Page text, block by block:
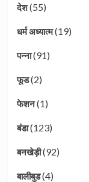
देश(55)
धर्म अध्यात्म(19)
पन्ना(91)
फूड(2)
फेशन(1)
बंडा(123)
बनखेड़ी(92)
बालीबुड(4)